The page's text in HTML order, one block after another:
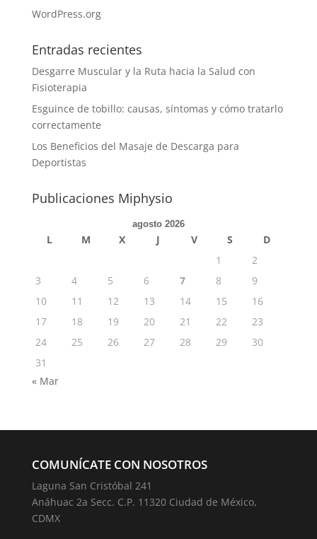
WordPress.org
Entradas recientes
Desgarre Muscular y la Ruta hacia la Salud con
Fisioterapia
Esguince de tobillo: causas, síntomas y cómo tratarlo
correctamente
Los Beneficios del Masaje de Descarga para
Deportistas
Publicaciones Miphysio
agosto 2026
L M X J V S
D
1
2
3
4 5 6 7 8
9
10
11 12 13 14 15
16
17
18 19 20 21 22
23
24
25 26 27 28 29
30
31
« Mar
COMUNÍCATE CON NOSOTROS
Laguna San Cristóbal 241
Anáhuac 2a Secc. C.P. 11320 Ciudad de México,
CDMX